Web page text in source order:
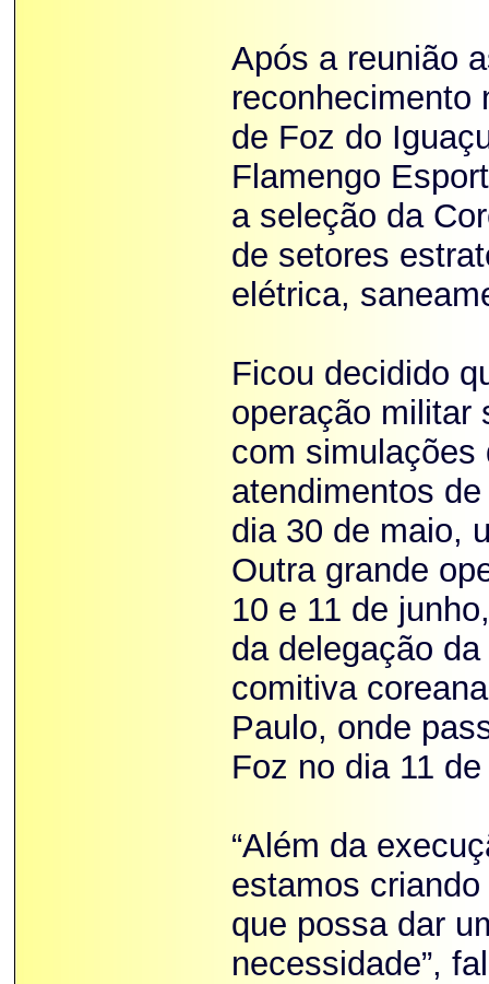
Após a reunião
reconhecimento
de Foz do
Flamengo
a seleção da
de setores
elétrica,
Ficou decidido
operação militar
com
atendimentos
dia 30 de maio,
Outra grande
10 e 11 de
da delegação
comitiva
Paulo, onde
Foz no dia 11
“Além da
estamos
que possa dar
necessidade”,